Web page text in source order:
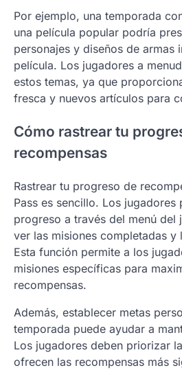
Por ejemplo, una temporada
una película popular podría
personajes y diseños de armas
película. Los jugadores a
estos temas, ya que
fresca y nuevos artículos para
Cómo rastrear tu
recompensas
Rastrear tu progreso de
Pass es sencillo. Los jugadores
progreso a través del menú del
ver las misiones completadas y
Esta función permite a los
misiones específicas para
recompensas.
Además, establecer metas
temporada puede ayudar a
Los jugadores deben priorizar
ofrecen las recompensas más